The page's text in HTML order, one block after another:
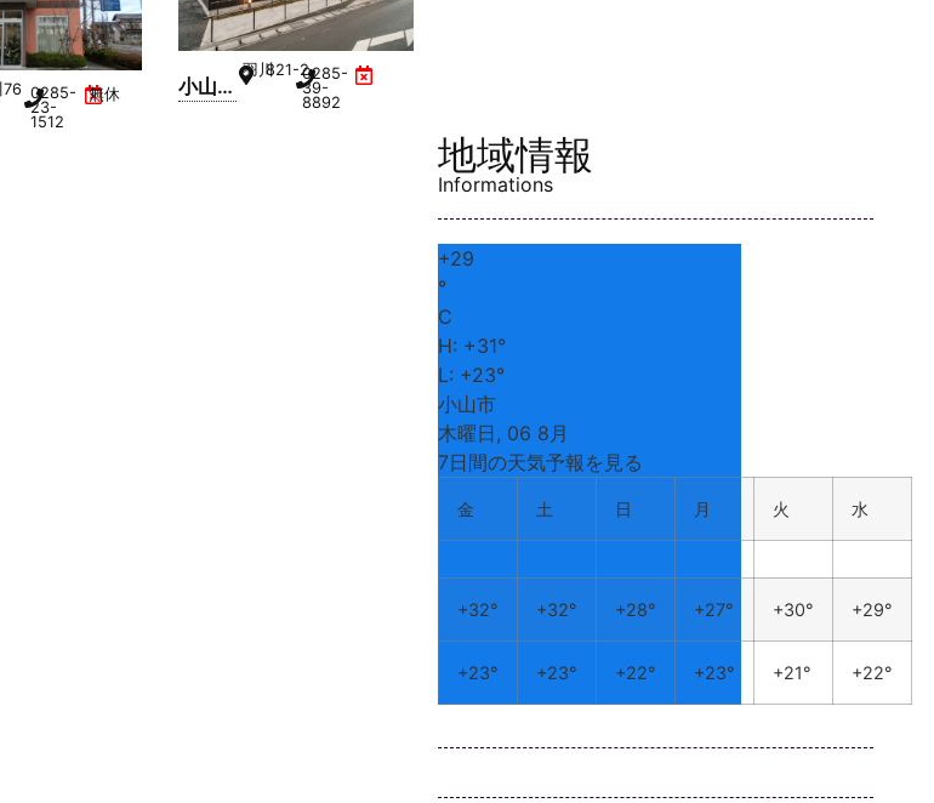
76 0285-
23-
1512
無休
小山羽
羽川821-20285-
39-
8892
地域情報
Informations
+29
°
C
H: +31°
L: +23°
小山市
木曜日, 06 8月
7日間の天気予報を見る
金 土 日 月 火 水
+32° +32° +28° +27° +30° +29°
+23° +23° +22° +23° +21° +22°